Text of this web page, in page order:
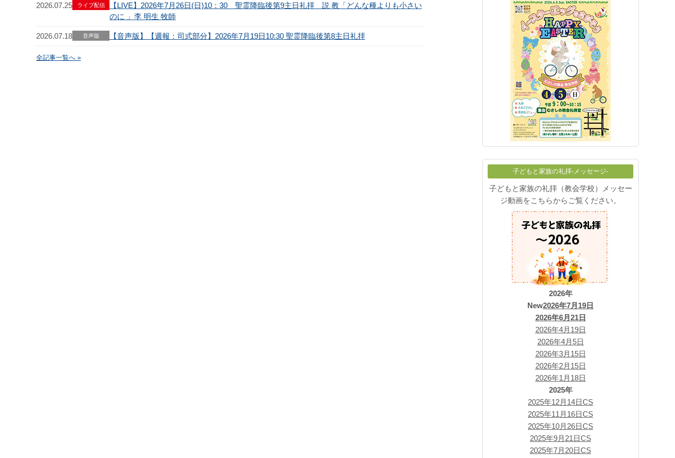
2026.07.25 ライブ配信
【LIVE】2026年7月26日(日)10：30 聖霊降臨後第9主日礼拝 説 教「どんな種よりも小さい
のに 」李 明生 牧師
2026.07.18 音声版 【音声版】【週報：司式部分】2026年7月19日10:30 聖霊降臨後第8主日礼拝
全記事一覧へ »
子どもと家族の礼拝-メッセージ-
子どもと家族の礼拝（教会学校）メッセー
ジ動画をこちらからご覧ください。
2026年
New2026年7月19日
2026年6月21日
2026年4月19日
2026年4月5日
2026年3月15日
2026年2月15日
2026年1月18日
2025年
2025年12月14日CS
2025年11月16日CS
2025年10月26日CS
2025年9月21日CS
2025年7月20日CS